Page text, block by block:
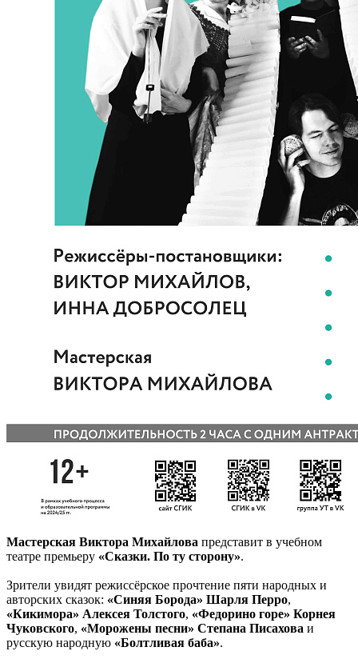
Мастерская Виктора Михайлова представит в учебном
театре премьеру «Сказки. По ту сторону».
Зрители увидят режиссёрское прочтение пяти народных и
авторских сказок: «Синяя Борода» Шарля Перро,
«Кикимора» Алексея Толстого, «Федорино горе» Корнея
Чуковского, «Морожены песни» Степана Писахова и
русскую народную «Болтливая баба».